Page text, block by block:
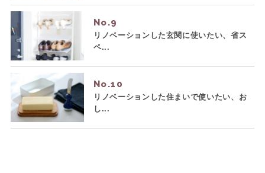
No.
リノベーションした玄関に使いたい、省ス
ペ...
No.
リノベーションした住まいで使いたい、お
し...